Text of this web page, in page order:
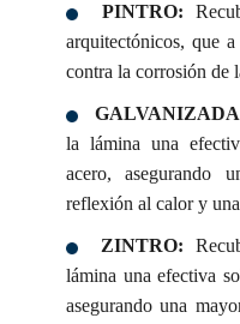
PINTRO:
arquitectónicos, que
contra la corrosión de
la lámina una
acero, asegurando
reflexión al calor y
ZINTRO:
lámina una efectiva
asegurando una